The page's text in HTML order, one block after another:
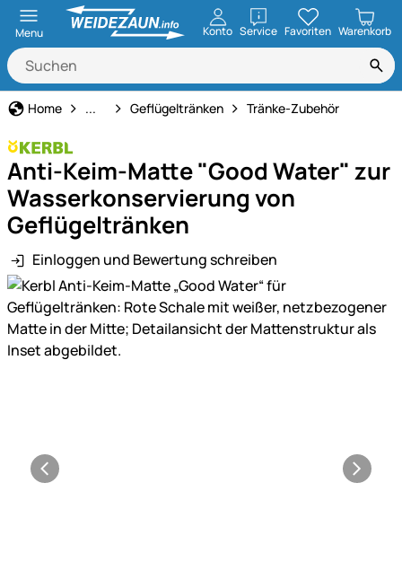
Menu Konto ServiceöffnenFavoriten Warenkorb
Home Geflügelhaltung
... Geflügeltränken Tränke-Zubehör
Anti-Keim-Matte "Good Water" zur
Wasserkonservierung von
Geflügeltränken
Einloggen und Bewertung schreiben
Produktgalerie